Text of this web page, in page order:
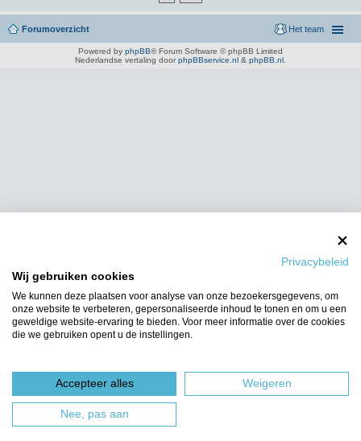
Forumoverzicht Het team
Powered by phpBB® Forum Software © phpBB Limited
Nederlandse vertaling door phpBBservice.nl & phpBB.nl
Privacybeleid
Wij gebruiken cookies
We kunnen deze plaatsen voor analyse van onze bezoekersgegevens, om
onze website te verbeteren, gepersonaliseerde inhoud te tonen en om u een
geweldige website-ervaring te bieden. Voor meer informatie over de cookies
die we gebruiken opent u de instellingen.
Accepteer alles Weigeren
Nee, pas aan